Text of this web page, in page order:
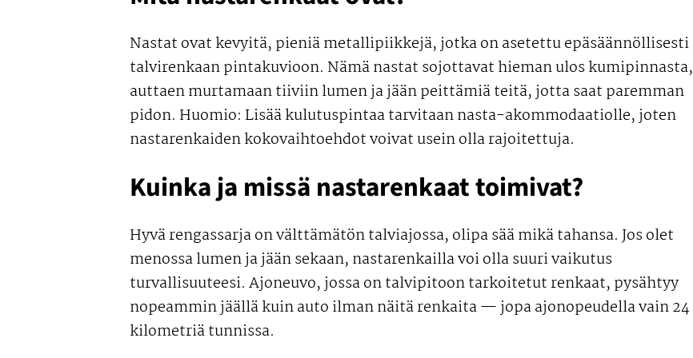
Nastat ovat kevyitä, pieniä metallipiikkejä, jotka on asetettu epäsäännöllisesti
talvirenkaan pintakuvioon. Nämä nastat sojottavat hieman ulos kumipinnasta,
auttaen murtamaan tiiviin lumen ja jään peittämiä teitä, jotta saat paremman
pidon. Huomio: Lisää kulutuspintaa tarvitaan nasta-akommodaatiolle, joten
nastarenkaiden kokovaihtoehdot voivat usein olla rajoitettuja.
Kuinka ja missä nastarenkaat toimivat?
Hyvä rengassarja on välttämätön talviajossa, olipa sää mikä tahansa. Jos olet
menossa lumen ja jään sekaan, nastarenkailla voi olla suuri vaikutus
turvallisuuteesi. Ajoneuvo, jossa on talvipitoon tarkoitetut renkaat, pysähtyy
nopeammin jäällä kuin auto ilman näitä renkaita — jopa ajonopeudella vain 24
kilometriä tunnissa.